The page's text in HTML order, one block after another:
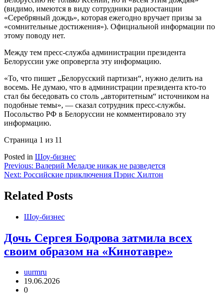
(видимо, имеются в виду сотрудники радиостанции
«Серебряный дождь», которая ежегодно вручает призы за
«сомнительные достижения»). Официальной информации по
этому поводу нет.
Между тем пресс-служба администрации президента
Белоруссии уже опровергла эту информацию.
«То, что пишет „Белорусский партизан“, нужно делить на
восемь. Не думаю, что в администрации президента кто-то
стал бы беседовать со столь „авторитетным“ источником на
подобные темы», — сказал сотрудник пресс-службы.
Посольство РФ в Белоруссии не комментировало эту
информацию.
Страница 1 из 11
Posted in Шоу-бизнес
Навигация
по
записям
Previous: Валерий Меладзе никак не разведется
Next: Российские приключения Пэрис Хилтон
Related Posts
Шоу-бизнес
Дочь Сергея Бодрова затмила всех
своим образом на «Кинотавре»
uurmru
19.06.2026
0